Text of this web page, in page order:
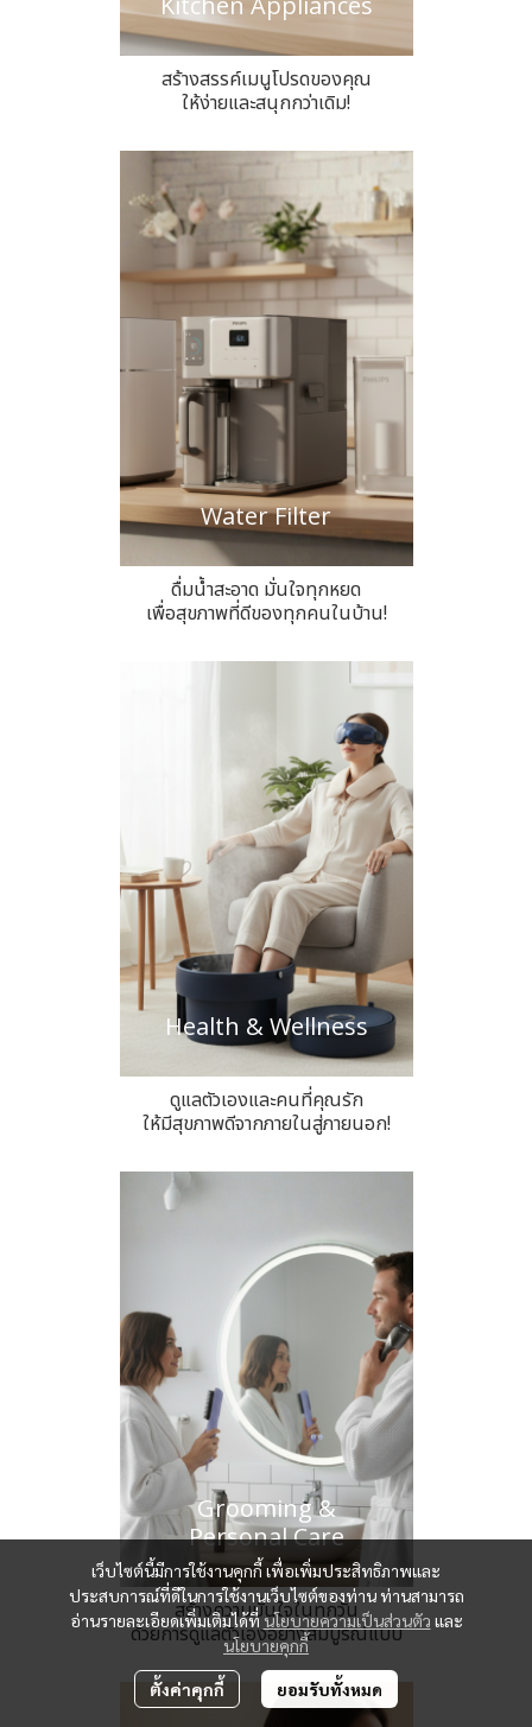
สร้างสรรค์เมนูโปรดของคุณ
ให้ง่ายและสนุกกว่าเดิม!
Water Filter
ดื่มน้ำสะอาด มั่นใจทุกหยด
เพื่อสุขภาพที่ดีของทุกคนในบ้าน!
Health & Wellness
ดูแลตัวเองและคนที่คุณรัก
ให้มีสุขภาพดีจากภายในสู่ภายนอก!
Grooming &
Personal Care
สร้างความมั่นใจในทุกวัน
ด้วยการดูแลตัวเองอย่างสมบูรณ์แบบ
เว็บไซต์นี้มีการใช้งานคุกกี้ เพื่อเพิ่มประสิทธิภาพและ
ประสบการณ์ที่ดีในการใช้งานเว็บไซต์ของท่าน ท่านสามารถ
อ่านรายละเอียดเพิ่มเติมได้ที่นโยบายความเป็นส่วนตัว และ
นโยบายคุกกี้
ตั้งค่าคุกกี้ ยอมรับทั้งหมด